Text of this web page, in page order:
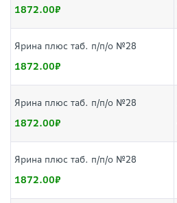
1872.00
Ярина плюс таб. п/п/о №28
1872.00
Ярина плюс таб. п/п/о №28
1872.00
Ярина плюс таб. п/п/о №28
1872.00